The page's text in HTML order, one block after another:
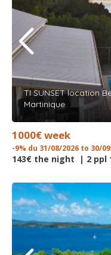
TI SUNSET location
Martinique
1000€ week
-9% du 31/08/2026 to 30/
143€ the night | 2 ppl